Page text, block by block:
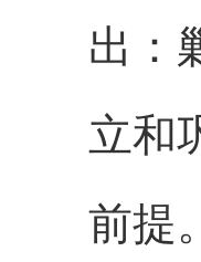
出：
立和
前提